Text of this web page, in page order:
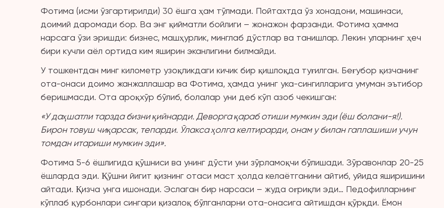
Фотима (исми ўзгартирилди) 30 ёшга ҳам тўлмади. Пойтахтда ўз хонадони, машинаси,
доимий даромади бор. Ва энг қийматли бойлиги – жонажон фарзанди. Фотима ҳамма
нарсага ўзи эришди: бизнес, машҳурлик, минглаб дўстлар ва танишлар. Лекин уларнинг ҳеч
бири кучли аёл ортида ким яширин эканлигини билмайди.
У тошкентдан минг километр узоқликдаги кичик бир қишлоқда туғилган. Беғубор қизчанинг
ота-онаси доимо жанжаллашар ва Фотима, ҳамда унинг ука-сингилларига умуман эътибор
беришмасди. Ота ароқхўр бўлиб, болалар уни деб кўп азоб чекишган:
«У даҳшатли тарзда бизни қийнарди. Деворга қараб отиши мумкин эди (ёш болани-я!).
Бирон товуш чиқарсак, тепарди. Ўлакса ҳолга келтирарди, онам у билан гаплашиши учун
томдан итариши мумкин эди».
Фотима 5-6 ёшлигида қўшниси ва унинг дўсти уни зўрламоқчи бўлишади. Зўравонлар 20-25
ёшларда эди. Қўшни йигит қизнинг отаси маст ҳолда келаётганини айтиб, уйида яширишини
айтади. Қизча унга ишонади. Эслаган бир нарсаси – жуда оғриқли эди… Педофилларнинг
кўплаб қурбонлари сингари қизалоқ бўлганларни ота-онасига айтишдан қўрқди. Ёмон